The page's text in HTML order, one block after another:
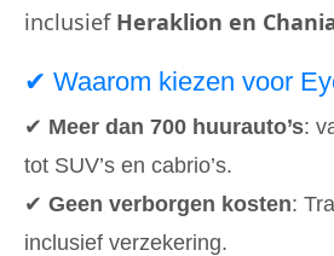
inclusief Heraklion en
✔ Waarom kiezen voor
✔ Meer dan 700 huurauto’s:
tot SUV’s en cabrio’s.
✔ Geen verborgen kosten:
inclusief verzekering.